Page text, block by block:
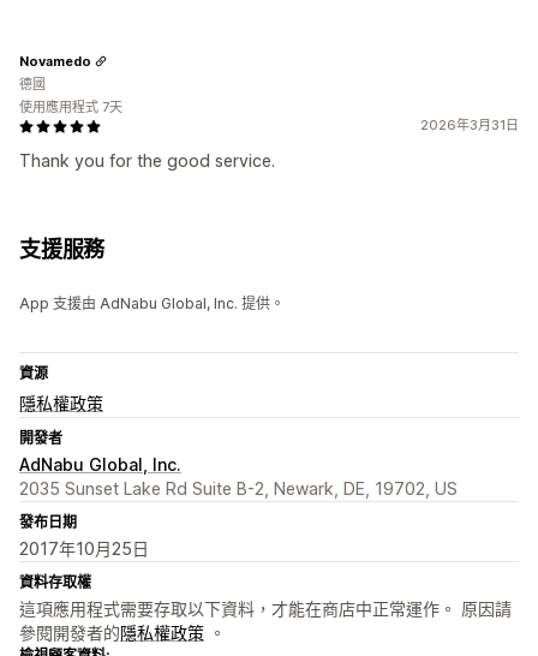
2026年3月31日
Thank you for the good service.
Novamedo
德國
使用應用程式 7天
支援服務
App 支援由 AdNabu Global, Inc. 提供。
資源
隱私權政策
開發者
AdNabu Global, Inc.
2035 Sunset Lake Rd Suite B-2, Newark, DE, 19702, US
發布日期
2017年10月25日
資料存取權
這項應用程式需要存取以下資料，才能在商店中正常運作。 原因請
參閱開發者的隱私權政策 。